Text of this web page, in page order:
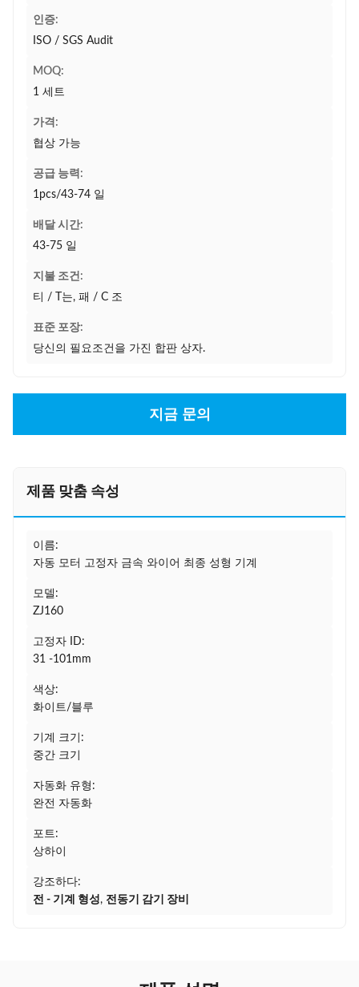
인증:
ISO / SGS Audit
MOQ:
1 세트
가격:
협상 가능
공급 능력:
1pcs/43-74 일
배달 시간:
43-75 일
지불 조건:
티 / T는, 패 / C 조
표준 포장:
당신의 필요조건을 가진 합판 상자.
지금 문의
제품 맞춤 속성
이름:
자동 모터 고정자 금속 와이어 최종 성형 기계
모델:
ZJ160
고정자 ID:
31 -101mm
색상:
화이트/블루
기계 크기:
중간 크기
자동화 유형:
완전 자동화
포트:
상하이
강조하다:
전 - 기계 형성, 전동기 감기 장비